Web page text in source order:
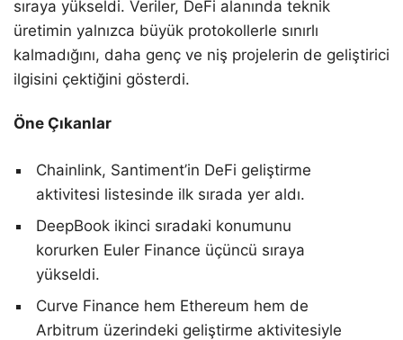
sıraya yükseldi. Veriler, DeFi alanında teknik
üretimin yalnızca büyük protokollerle sınırlı
kalmadığını, daha genç ve niş projelerin de geliştirici
ilgisini çektiğini gösterdi.
Öne Çıkanlar
Chainlink, Santiment’in DeFi geliştirme
aktivitesi listesinde ilk sırada yer aldı.
DeepBook ikinci sıradaki konumunu
korurken Euler Finance üçüncü sıraya
yükseldi.
Curve Finance hem Ethereum hem de
Arbitrum üzerindeki geliştirme aktivitesiyle